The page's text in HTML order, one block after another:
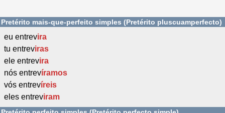
Pretérito mais-que-perfeito simples (Pretérito pluscuamperfecto)
eu entrevira
tu entreviras
ele entrevira
nós entrevíramos
vós entrevíreis
eles entreviram